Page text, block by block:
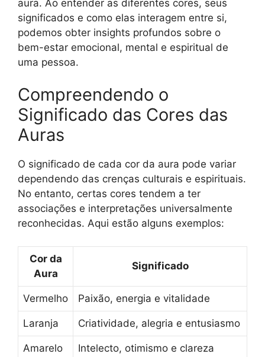
aura. Ao entender as diferentes cores, seus
significados e como elas interagem entre si,
podemos obter insights profundos sobre o
bem-estar emocional, mental e espiritual de
uma pessoa.
Compreendendo o
Significado das Cores das
Auras
O significado de cada cor da aura pode variar
dependendo das crenças culturais e espirituais.
No entanto, certas cores tendem a ter
associações e interpretações universalmente
reconhecidas. Aqui estão alguns exemplos:
Cor da
Aura
Significado
Vermelho Paixão, energia e vitalidade
Laranja Criatividade, alegria e entusiasmo
Amarelo Intelecto, otimismo e clareza